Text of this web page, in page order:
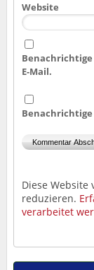
Website
E-Mail.
Benachrichtige
Diese Website
reduzieren.
verarbeitet